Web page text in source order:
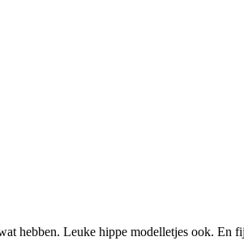
hebben. Leuke hippe modelletjes ook. En